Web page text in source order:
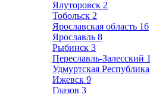
Ялуторовск 2
Тобольск 2
Ярославская область 16
Ярославль 8
Рыбинск 3
Переславль-Залесский 1
Удмуртская Республика
Ижевск 9
Глазов 3